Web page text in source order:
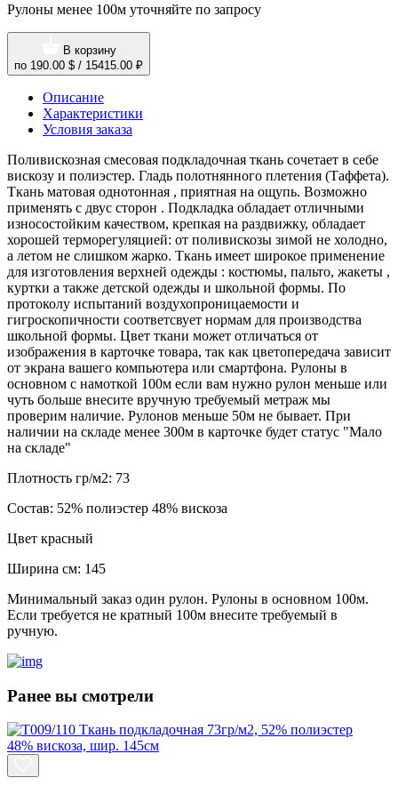
Рулоны менее 100м уточняйте по запросу
В корзину
по 190.00 $ / 15415.00 ₽
Описание
Характеристики
Условия заказа
Поливискозная смесовая подкладочная ткань сочетает в себе
вискозу и полиэстер. Гладь полотнянного плетения (Таффета).
Ткань матовая однотонная , приятная на ощупь. Возможно
применять с двус сторон . Подкладка обладает отличными
износостойким качеством, крепкая на раздвижку, обладает
хорошей терморегуляцией: от поливискозы зимой не холодно,
а летом не слишком жарко. Ткань имеет широкое применение
для изготовления верхней одежды : костюмы, пальто, жакеты ,
куртки а также детской одежды и школьной формы. По
протоколу испытаний воздухопроницаемости и
гигроскопичности соответсвует нормам для производства
школьной формы. Цвет ткани может отличаться от
изображения в карточке товара, так как цветопередача зависит
от экрана вашего компьютера или смартфона. Рулоны в
основном с намоткой 100м если вам нужно рулон меньше или
чуть больше внесите вручную требуемый метраж мы
проверим наличие. Рулонов меньше 50м не бывает. При
наличии на складе менее 300м в карточке будет статус "Мало
на складе"
Плотность гр/м2: 73
Состав: 52% полиэстер 48% вискоза
Цвет красный
Ширина см: 145
Минимальный заказ один рулон. Рулоны в основном 100м.
Если требуется не кратный 100м внесите требуемый в
ручную.
Ранее вы смотрели